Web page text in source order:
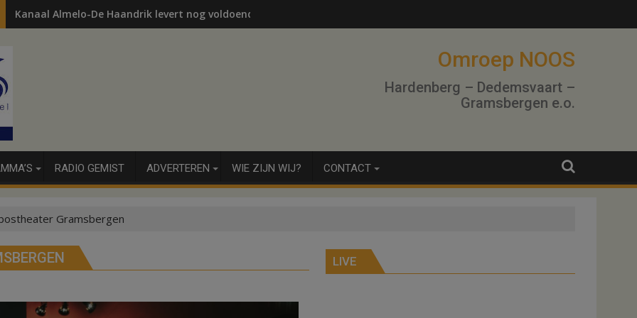
Kanaal Almelo-De Haandrik levert nog voldoende voor waterwinning
Omroep NOOS
Hardenberg – Dedemsvaart –
Gramsbergen e.o.
RADIO GEMIST ADVERTEREN WIE ZIJN WIJ? CONTACT
Gramsbergen
LIVE